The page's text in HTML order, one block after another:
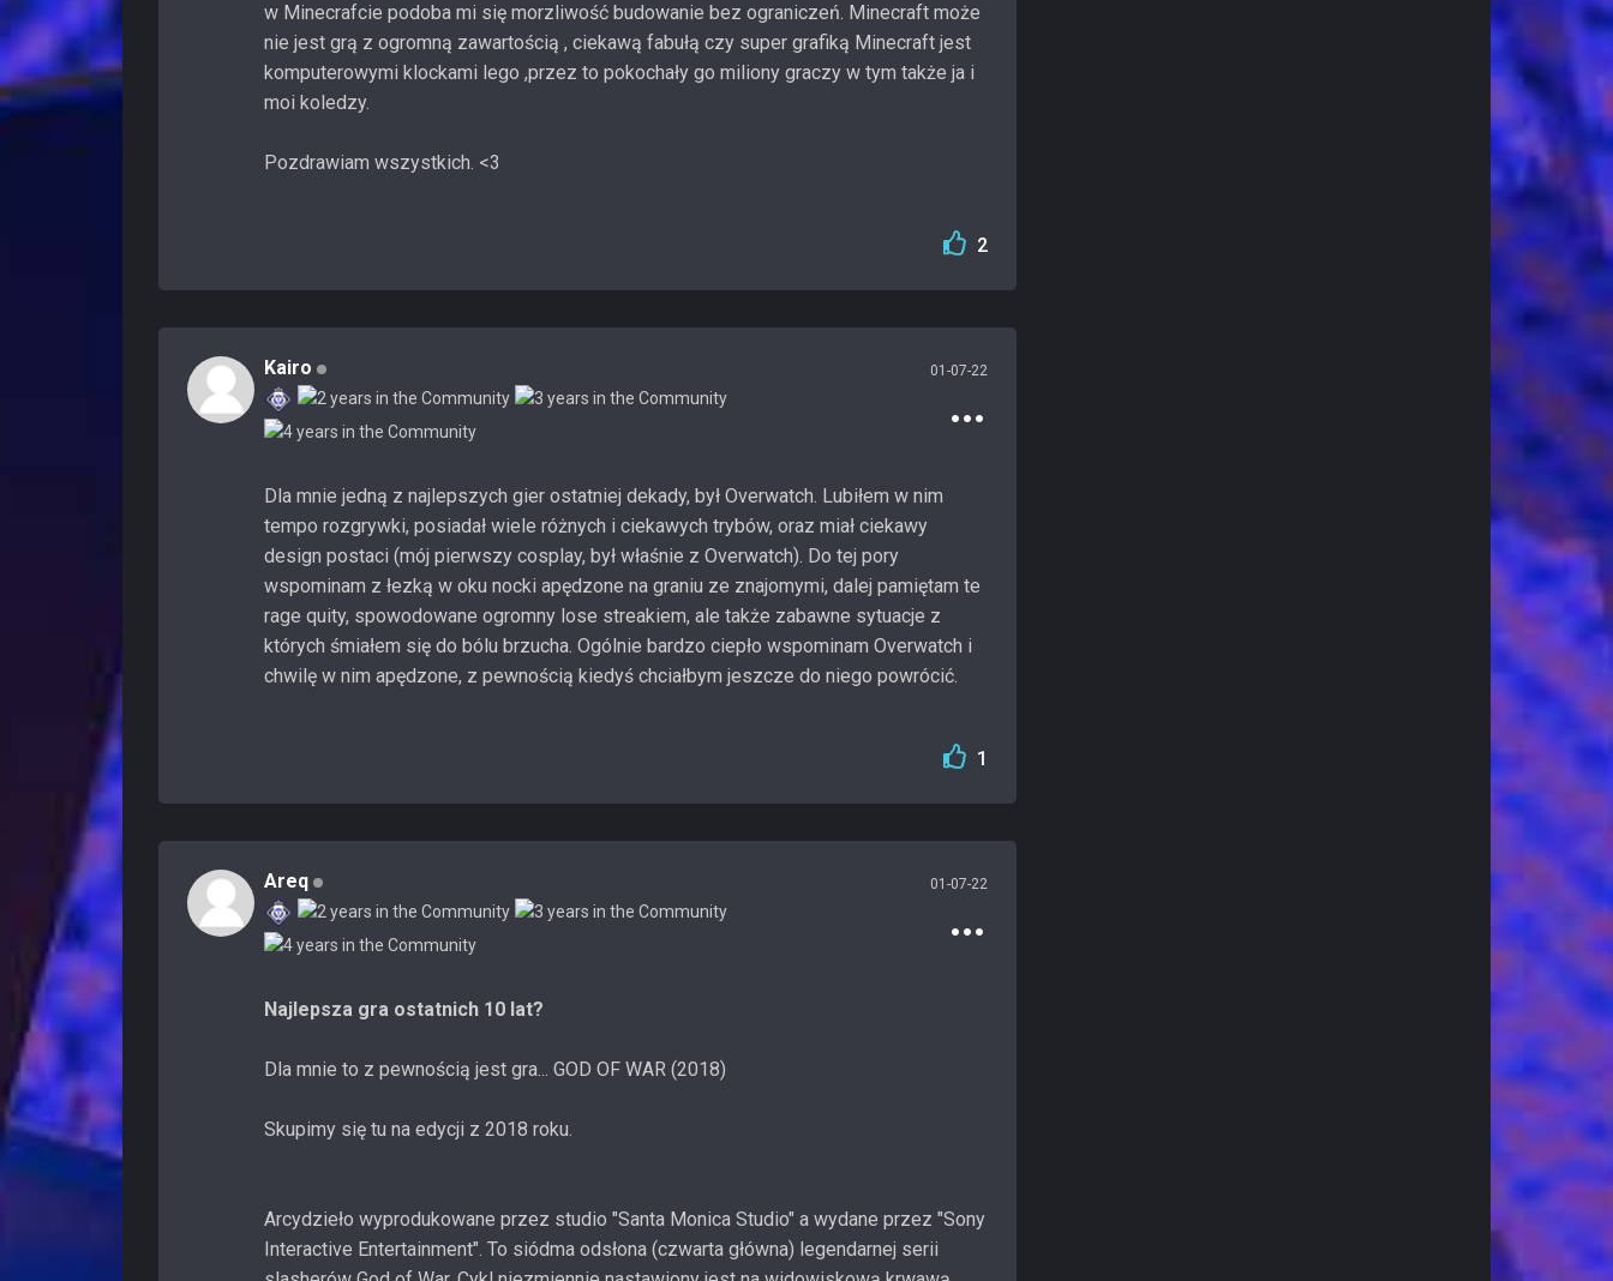
w Minecrafcie podoba mi się morzliwość budowanie bez ograniczeń. Minecraft może
nie jest grą z ogromną zawartością , ciekawą fabułą czy super grafiką Minecraft jest
komputerowymi klockami lego ,przez to pokochały go miliony graczy w tym także ja i
moi koledzy.
Pozdrawiam wszystkich. <3
2
Kairo 01-07-22
Dla mnie jedną z najlepszych gier ostatniej dekady, był Overwatch. Lubiłem w nim
tempo rozgrywki, posiadał wiele różnych i ciekawych trybów, oraz miał ciekawy
design postaci (mój pierwszy cosplay, był właśnie z Overwatch). Do tej pory
wspominam z łezką w oku nocki apędzone na graniu ze znajomymi, dalej pamiętam te
rage quity, spowodowane ogromny lose streakiem, ale także zabawne sytuacje z
których śmiałem się do bólu brzucha. Ogólnie bardzo ciepło wspominam Overwatch i
chwilę w nim apędzone, z pewnością kiedyś chciałbym jeszcze do niego powrócić.
1
Areq 01-07-22
Najlepsza gra ostatnich 10 lat?
Dla mnie to z pewnością jest gra... GOD OF WAR (2018)
Skupimy się tu na edycji z 2018 roku.
Arcydzieło wyprodukowane przez studio "Santa Monica Studio" a wydane przez "Sony
Interactive Entertainment". To siódma odsłona (czwarta główna) legendarnej serii